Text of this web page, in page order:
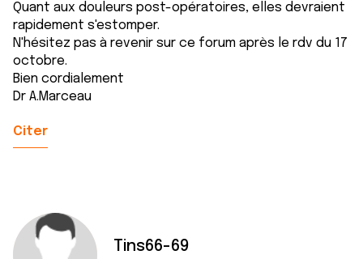
Quant aux douleurs post-opératoires, elles devraient
rapidement s'estomper.
N'hésitez pas à revenir sur ce forum après le rdv du 17
octobre.
Bien cordialement
Dr A.Marceau
Citer
Tins66-69